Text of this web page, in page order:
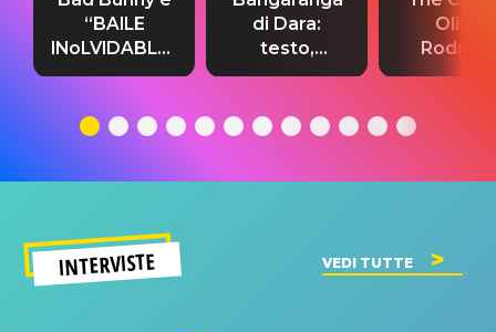
“BAILE
INoLVIDABLE”:
testo,
significato
di Dara:
testo,
traduzione e
del singolo
Olivia
testo,
INTERVISTE VEDI TUTTE